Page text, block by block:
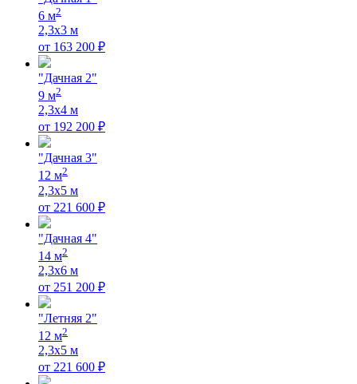
6 м2
2,3х3 м
от 163 200 ₽
"Дачная 2"
9 м2
2,3х4 м
от 192 200 ₽
"Дачная 3"
12 м2
2,3х5 м
от 221 600 ₽
"Дачная 4"
14 м2
2,3х6 м
от 251 200 ₽
"Летняя 2"
12 м2
2,3х5 м
от 221 600 ₽